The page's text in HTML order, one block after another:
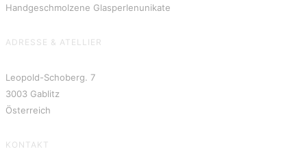
Handgeschmolzene Glasperlenunikate
ADRESSE & ATELLIER
Leopold-Schoberg. 7
3003 Gablitz
Österreich
KONTAKT